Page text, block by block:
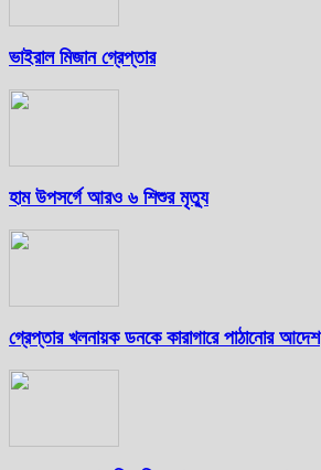
ভাইরাল মিজান গ্রেপ্তার
হাম উপসর্গে আরও ৬ শিশুর মৃত্যু
গ্রেপ্তার খলনায়ক ডনকে কারাগারে পাঠানোর আদেশ